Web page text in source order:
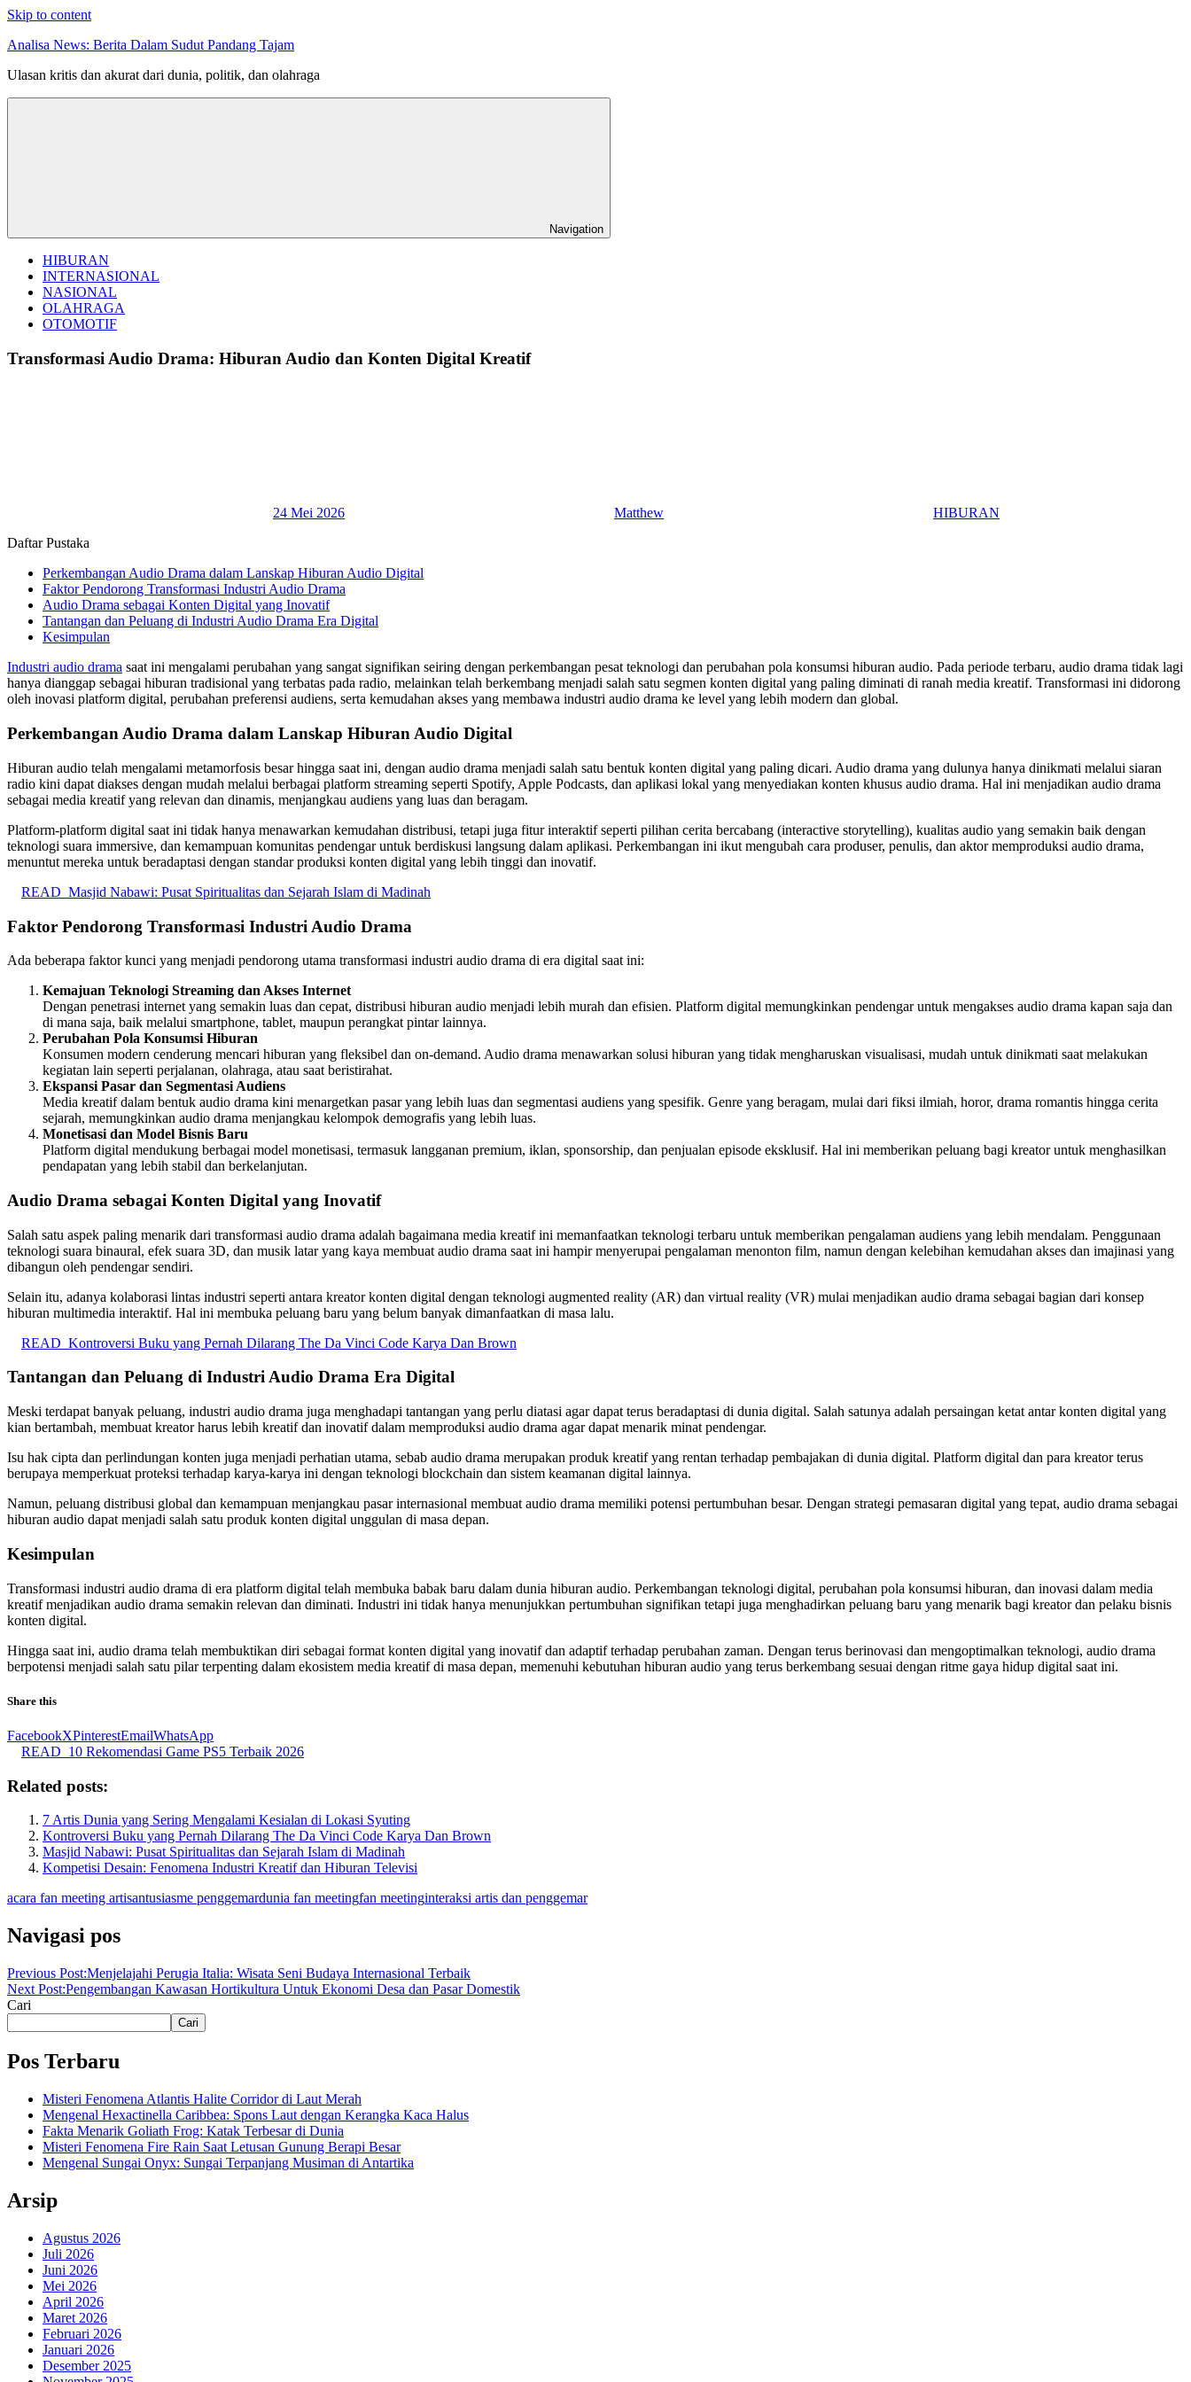
Skip to content
Analisa News: Berita Dalam Sudut Pandang Tajam
Ulasan kritis dan akurat dari dunia, politik, dan olahraga
Navigation
HIBURAN
INTERNASIONAL
NASIONAL
OLAHRAGA
OTOMOTIF
Transformasi Audio Drama: Hiburan Audio dan Konten Digital Kreatif
24 Mei 2026 Matthew
HIBURAN
Daftar Pustaka
Perkembangan Audio Drama dalam Lanskap Hiburan Audio Digital
Faktor Pendorong Transformasi Industri Audio Drama
Audio Drama sebagai Konten Digital yang Inovatif
Tantangan dan Peluang di Industri Audio Drama Era Digital
Kesimpulan
Industri audio drama saat ini mengalami perubahan yang sangat signifikan seiring dengan perkembangan pesat teknologi dan perubahan pola konsumsi hiburan audio. Pada periode terbaru, audio drama tidak lagi
hanya dianggap sebagai hiburan tradisional yang terbatas pada radio, melainkan telah berkembang menjadi salah satu segmen konten digital yang paling diminati di ranah media kreatif. Transformasi ini didorong
oleh inovasi platform digital, perubahan preferensi audiens, serta kemudahan akses yang membawa industri audio drama ke level yang lebih modern dan global.
Perkembangan Audio Drama dalam Lanskap Hiburan Audio Digital
Hiburan audio telah mengalami metamorfosis besar hingga saat ini, dengan audio drama menjadi salah satu bentuk konten digital yang paling dicari. Audio drama yang dulunya hanya dinikmati melalui siaran
radio kini dapat diakses dengan mudah melalui berbagai platform streaming seperti Spotify, Apple Podcasts, dan aplikasi lokal yang menyediakan konten khusus audio drama. Hal ini menjadikan audio drama
sebagai media kreatif yang relevan dan dinamis, menjangkau audiens yang luas dan beragam.
Platform-platform digital saat ini tidak hanya menawarkan kemudahan distribusi, tetapi juga fitur interaktif seperti pilihan cerita bercabang (interactive storytelling), kualitas audio yang semakin baik dengan
teknologi suara immersive, dan kemampuan komunitas pendengar untuk berdiskusi langsung dalam aplikasi. Perkembangan ini ikut mengubah cara produser, penulis, dan aktor memproduksi audio drama,
menuntut mereka untuk beradaptasi dengan standar produksi konten digital yang lebih tinggi dan inovatif.
READ Masjid Nabawi: Pusat Spiritualitas dan Sejarah Islam di Madinah
Faktor Pendorong Transformasi Industri Audio Drama
Ada beberapa faktor kunci yang menjadi pendorong utama transformasi industri audio drama di era digital saat ini:
Kemajuan Teknologi Streaming dan Akses Internet
Dengan penetrasi internet yang semakin luas dan cepat, distribusi hiburan audio menjadi lebih murah dan efisien. Platform digital memungkinkan pendengar untuk mengakses audio drama kapan saja dan
di mana saja, baik melalui smartphone, tablet, maupun perangkat pintar lainnya.
Perubahan Pola Konsumsi Hiburan
Konsumen modern cenderung mencari hiburan yang fleksibel dan on-demand. Audio drama menawarkan solusi hiburan yang tidak mengharuskan visualisasi, mudah untuk dinikmati saat melakukan
kegiatan lain seperti perjalanan, olahraga, atau saat beristirahat.
Ekspansi Pasar dan Segmentasi Audiens
Media kreatif dalam bentuk audio drama kini menargetkan pasar yang lebih luas dan segmentasi audiens yang spesifik. Genre yang beragam, mulai dari fiksi ilmiah, horor, drama romantis hingga cerita
sejarah, memungkinkan audio drama menjangkau kelompok demografis yang lebih luas.
Monetisasi dan Model Bisnis Baru
Platform digital mendukung berbagai model monetisasi, termasuk langganan premium, iklan, sponsorship, dan penjualan episode eksklusif. Hal ini memberikan peluang bagi kreator untuk menghasilkan
pendapatan yang lebih stabil dan berkelanjutan.
Audio Drama sebagai Konten Digital yang Inovatif
Salah satu aspek paling menarik dari transformasi audio drama adalah bagaimana media kreatif ini memanfaatkan teknologi terbaru untuk memberikan pengalaman audiens yang lebih mendalam. Penggunaan
teknologi suara binaural, efek suara 3D, dan musik latar yang kaya membuat audio drama saat ini hampir menyerupai pengalaman menonton film, namun dengan kelebihan kemudahan akses dan imajinasi yang
dibangun oleh pendengar sendiri.
Selain itu, adanya kolaborasi lintas industri seperti antara kreator konten digital dengan teknologi augmented reality (AR) dan virtual reality (VR) mulai menjadikan audio drama sebagai bagian dari konsep
hiburan multimedia interaktif. Hal ini membuka peluang baru yang belum banyak dimanfaatkan di masa lalu.
READ Kontroversi Buku yang Pernah Dilarang The Da Vinci Code Karya Dan Brown
Tantangan dan Peluang di Industri Audio Drama Era Digital
Meski terdapat banyak peluang, industri audio drama juga menghadapi tantangan yang perlu diatasi agar dapat terus beradaptasi di dunia digital. Salah satunya adalah persaingan ketat antar konten digital yang
kian bertambah, membuat kreator harus lebih kreatif dan inovatif dalam memproduksi audio drama agar dapat menarik minat pendengar.
Isu hak cipta dan perlindungan konten juga menjadi perhatian utama, sebab audio drama merupakan produk kreatif yang rentan terhadap pembajakan di dunia digital. Platform digital dan para kreator terus
berupaya memperkuat proteksi terhadap karya-karya ini dengan teknologi blockchain dan sistem keamanan digital lainnya.
Namun, peluang distribusi global dan kemampuan menjangkau pasar internasional membuat audio drama memiliki potensi pertumbuhan besar. Dengan strategi pemasaran digital yang tepat, audio drama sebagai
hiburan audio dapat menjadi salah satu produk konten digital unggulan di masa depan.
Kesimpulan
Transformasi industri audio drama di era platform digital telah membuka babak baru dalam dunia hiburan audio. Perkembangan teknologi digital, perubahan pola konsumsi hiburan, dan inovasi dalam media
kreatif menjadikan audio drama semakin relevan dan diminati. Industri ini tidak hanya menunjukkan pertumbuhan signifikan tetapi juga menghadirkan peluang baru yang menarik bagi kreator dan pelaku bisnis
konten digital.
Hingga saat ini, audio drama telah membuktikan diri sebagai format konten digital yang inovatif dan adaptif terhadap perubahan zaman. Dengan terus berinovasi dan mengoptimalkan teknologi, audio drama
berpotensi menjadi salah satu pilar terpenting dalam ekosistem media kreatif di masa depan, memenuhi kebutuhan hiburan audio yang terus berkembang sesuai dengan ritme gaya hidup digital saat ini.
Share this
FacebookXPinterestEmailWhatsApp
READ 10 Rekomendasi Game PS5 Terbaik 2026
Related posts:
7 Artis Dunia yang Sering Mengalami Kesialan di Lokasi Syuting
Kontroversi Buku yang Pernah Dilarang The Da Vinci Code Karya Dan Brown
Masjid Nabawi: Pusat Spiritualitas dan Sejarah Islam di Madinah
Kompetisi Desain: Fenomena Industri Kreatif dan Hiburan Televisi
acara fan meeting artisantusiasme penggemardunia fan meetingfan meetinginteraksi artis dan penggemar
Navigasi pos
Previous Post:Menjelajahi Perugia Italia: Wisata Seni Budaya Internasional Terbaik
Next Post:Pengembangan Kawasan Hortikultura Untuk Ekonomi Desa dan Pasar Domestik
Cari
Cari
Pos Terbaru
Misteri Fenomena Atlantis Halite Corridor di Laut Merah
Mengenal Hexactinella Caribbea: Spons Laut dengan Kerangka Kaca Halus
Fakta Menarik Goliath Frog: Katak Terbesar di Dunia
Misteri Fenomena Fire Rain Saat Letusan Gunung Berapi Besar
Mengenal Sungai Onyx: Sungai Terpanjang Musiman di Antartika
Arsip
Agustus 2026
Juli 2026
Juni 2026
Mei 2026
April 2026
Maret 2026
Februari 2026
Januari 2026
Desember 2025